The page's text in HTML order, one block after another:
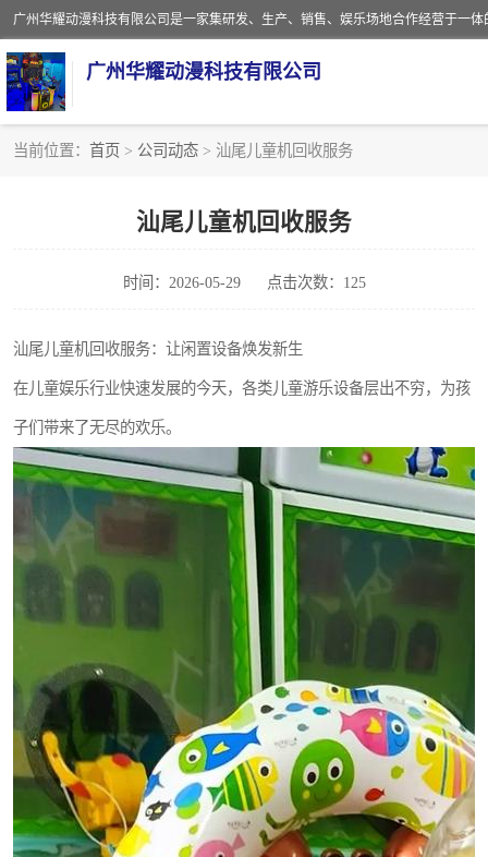
广州华耀动漫科技有限公司
当前位置： 首页 > 公司动态 > 汕尾儿童机回收服务
汕尾儿童机回收服务
时间：2026-05-29 点击次数：125
汕尾儿童机回收服务：让闲置设备焕发新生
在儿童娱乐行业快速发展的今天，各类儿童游乐设备层出不穷，为孩
子们带来了无尽的欢乐。
游戏厅回收